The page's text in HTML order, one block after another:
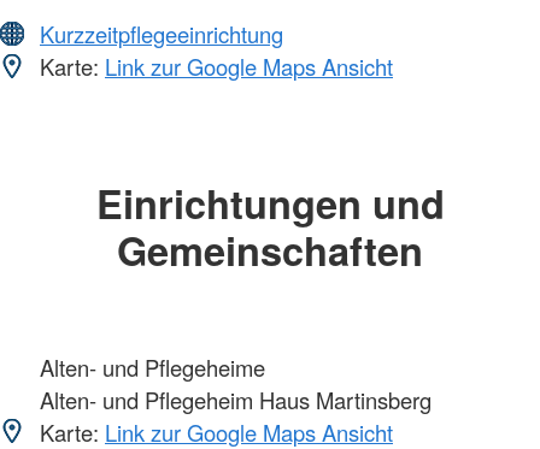
Kurzzeitpflegeeinrichtung
Karte: Link zur Google Maps Ansicht
Einrichtungen und
Gemeinschaften
Alten- und Pflegeheime
Alten- und Pflegeheim Haus Martinsberg
Karte: Link zur Google Maps Ansicht